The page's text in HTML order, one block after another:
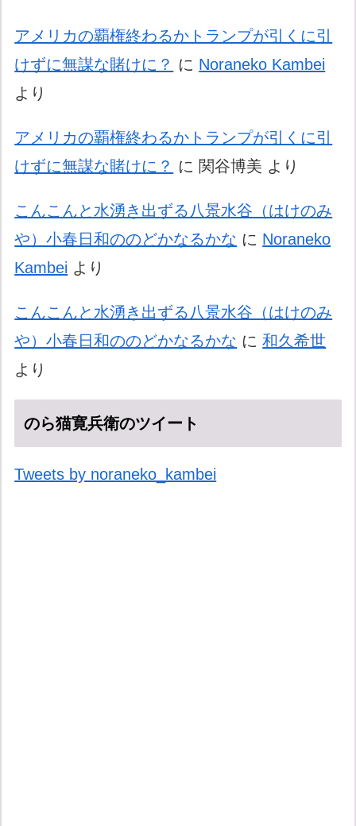
アメリカの覇権終わるかトランプが引くに引
けずに無謀な賭けに？ に Noraneko Kambei
より
アメリカの覇権終わるかトランプが引くに引
けずに無謀な賭けに？ に 関谷博美 より
こんこんと水湧き出ずる八景水谷（はけのみ
や）小春日和ののどかなるかな に Noraneko
Kambei より
こんこんと水湧き出ずる八景水谷（はけのみ
や）小春日和ののどかなるかな に和久希世
より
のら猫寛兵衛のツイート
Tweets by noraneko_kambei